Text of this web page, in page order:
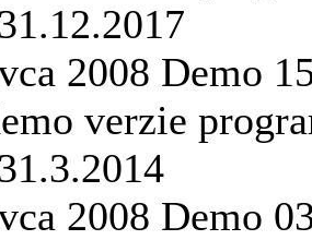
2008 Demo
verzie
2008 Demo